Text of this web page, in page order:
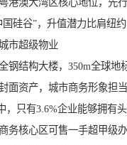
港澳大湾区核心地位，先
硅谷”，升值潜力比肩纽约
市超级物业
钢结构大楼，350m全球地
面资产，城市商务形象担
，只有3.6%企业能够拥有
务核心区可售一手超甲级办